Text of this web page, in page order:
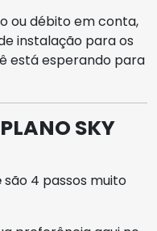
ou débito em conta,
instalação para os
está esperando para
PLANO SKY
são 4 passos muito